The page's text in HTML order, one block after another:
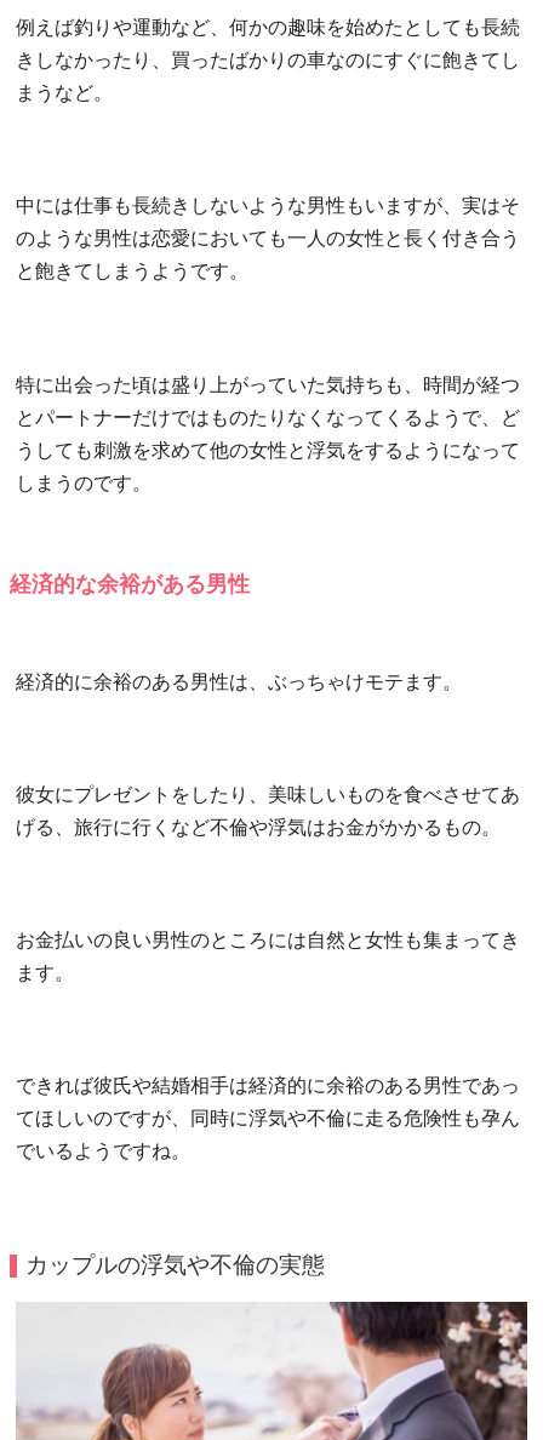
例えば釣りや運動など、何かの趣味を始めたとしても長続
きしなかったり、買ったばかりの車なのにすぐに飽きてし
まうなど。
中には仕事も長続きしないような男性もいますが、実はそ
のような男性は恋愛においても一人の女性と長く付き合う
と飽きてしまうようです。
特に出会った頃は盛り上がっていた気持ちも、時間が経つ
とパートナーだけではものたりなくなってくるようで、ど
うしても刺激を求めて他の女性と浮気をするようになって
しまうのです。
経済的な余裕がある男性
経済的に余裕のある男性は、ぶっちゃけモテます。
彼女にプレゼントをしたり、美味しいものを食べさせてあ
げる、旅行に行くなど不倫や浮気はお金がかかるもの。
お金払いの良い男性のところには自然と女性も集まってき
ます。
できれば彼氏や結婚相手は経済的に余裕のある男性であっ
てほしいのですが、同時に浮気や不倫に走る危険性も孕ん
でいるようですね。
カップルの浮気や不倫の実態